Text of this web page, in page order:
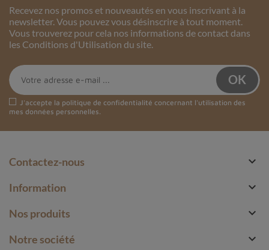
Recevez nos promos et nouveautés en vous inscrivant à la
newsletter. Vous pouvez vous désinscrire à tout moment.
Vous trouverez pour cela nos informations de contact dans
les Conditions d'Utilisation du site.
J'accepte la politique de confidentialité concernant l'utilisation des
mes données personnelles.
Contactez-nous 
Information 
Nos produits 
Notre société 